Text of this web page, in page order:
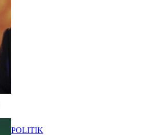
POLITIK